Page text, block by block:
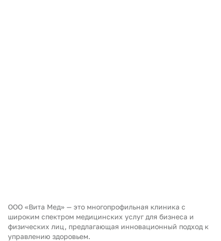
ООО «Вита Мед» — это многопрофильная клиника с
широким спектром медицинских услуг для бизнеса и
физических лиц, предлагающая инновационный подход к
управлению здоровьем.